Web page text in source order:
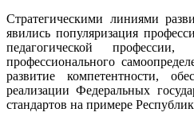
Стратегическими линиями
явились популяризация
педагогической
профессионального
развитие компетентности,
реализации Федеральных
стандартов на примере